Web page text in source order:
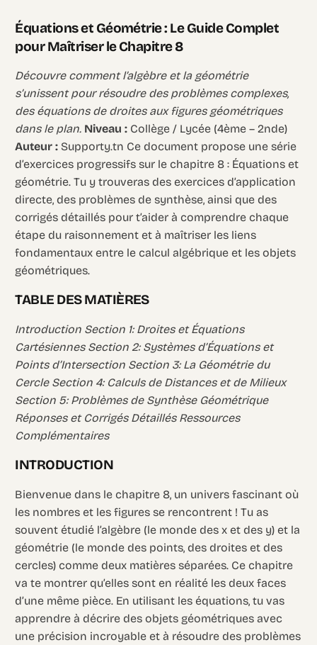
Équations et Géométrie : Le Guide Complet
pour Maîtriser le Chapitre 8
Découvre comment l’algèbre et la géométrie
s’unissent pour résoudre des problèmes complexes,
des équations de droites aux figures géométriques
dans le plan. Niveau : Collège / Lycée (4ème – 2nde)
Auteur : Supporty.tn Ce document propose une série
d’exercices progressifs sur le chapitre 8 : Équations et
géométrie. Tu y trouveras des exercices d’application
directe, des problèmes de synthèse, ainsi que des
corrigés détaillés pour t’aider à comprendre chaque
étape du raisonnement et à maîtriser les liens
fondamentaux entre le calcul algébrique et les objets
géométriques.
TABLE DES MATIÈRES
Introduction Section 1: Droites et Équations
Cartésiennes Section 2: Systèmes d’Équations et
Points d’Intersection Section 3: La Géométrie du
Cercle Section 4: Calculs de Distances et de Milieux
Section 5: Problèmes de Synthèse Géométrique
Réponses et Corrigés Détaillés Ressources
Complémentaires
INTRODUCTION
Bienvenue dans le chapitre 8, un univers fascinant où
les nombres et les figures se rencontrent ! Tu as
souvent étudié l’algèbre (le monde des x et des y) et la
géométrie (le monde des points, des droites et des
cercles) comme deux matières séparées. Ce chapitre
va te montrer qu’elles sont en réalité les deux faces
d’une même pièce. En utilisant les équations, tu vas
apprendre à décrire des objets géométriques avec
une précision incroyable et à résoudre des problèmes